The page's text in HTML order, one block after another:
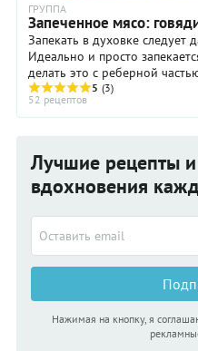
ГРУППА
Запеченное мясо:
Запекать в духовке следует
Идеально и просто
делать это с реберной
оправдывает любые ...
5 (3)
52 рецептов
Лучшие рецепты
вдохновения
Нажимая на кнопку, я